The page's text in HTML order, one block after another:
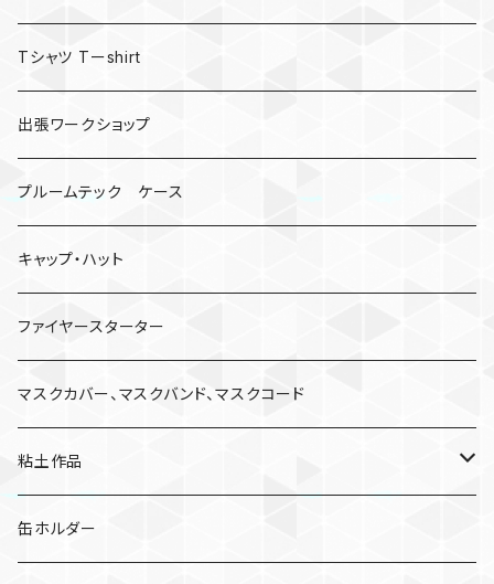
Tシャツ Tーshirt
出張ワークショップ
プルームテック ケース
キャップ・ハット
ファイヤースターター
マスクカバー、マスクバンド、マスクコード
粘土作品
亀
缶ホルダー